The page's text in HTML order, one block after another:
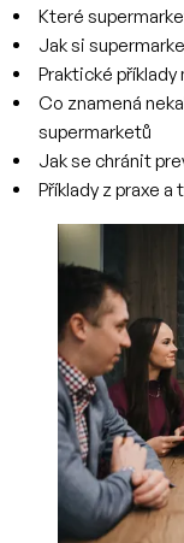
Které
Jak si
Praktické
Co znamená
supermarketů
Jak se chránit
Příklady z praxe a